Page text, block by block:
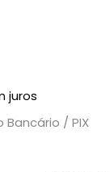
juros
Bancário / PIX